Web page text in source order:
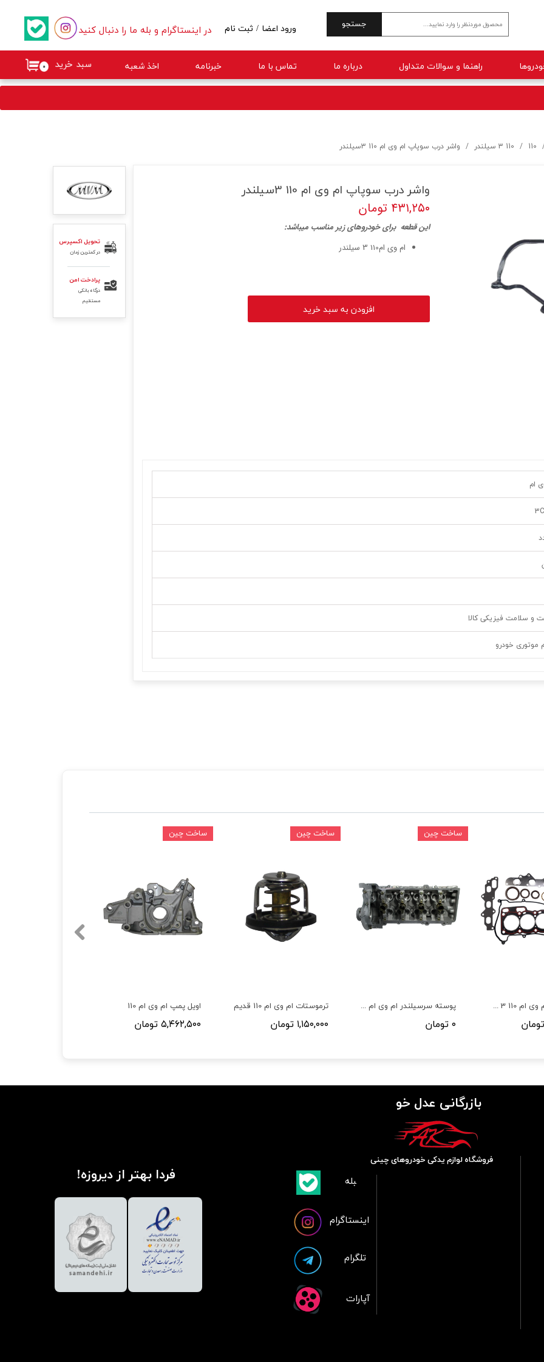
جستجو
راهنما و سوالات متداول درباره ما تماس با ما خبرنامه اخذ شعبه ۰ سبد خرید
در اینستاگرام و بله ما را دنبال کنید ورود اعضا / ثبت نام
تغییر گذر واژه
110 110 3 سیلندر واشر درب سوپاپ ام وی ام 110 3سیلندر
واشر درب سوپاپ ام وی ام 110 3سیلندر
۴۳۱,۲۵۰ تومان
این قطعه برای خودروهای زیر مناسب میباشد:
ام وی ام110 3 سیلندر
افزودن به سبد خرید
ام
و سلامت فیزیکی کالا
موتوری خودرو
تحویل اکسپرس
در کمترین زمان
پرادخت امن
درگاه بانکی
مستقیم
اویل پمپ ام وی ام 110
۵,۴۶۲,۵۰۰ تومان
ساخت چین
ترموستات ام وی ام 110 قدیم
۱,۱۵۰,۰۰۰ تومان
ساخت چین
پوسته سرسیلندر ام وی ام 110 3 سیلندر
۰ تومان
ساخت چین
واشر کامل ام وی ام 110 3 سیلندر (کاغذی)
بازرگانی عدل خو
فردا بهتر از دیروزه!
فروشگاه لوازم یدکی خودروهای چینی
آپارات
تلگرام
اینستاگرام
​بلبله​​​​​​​بله